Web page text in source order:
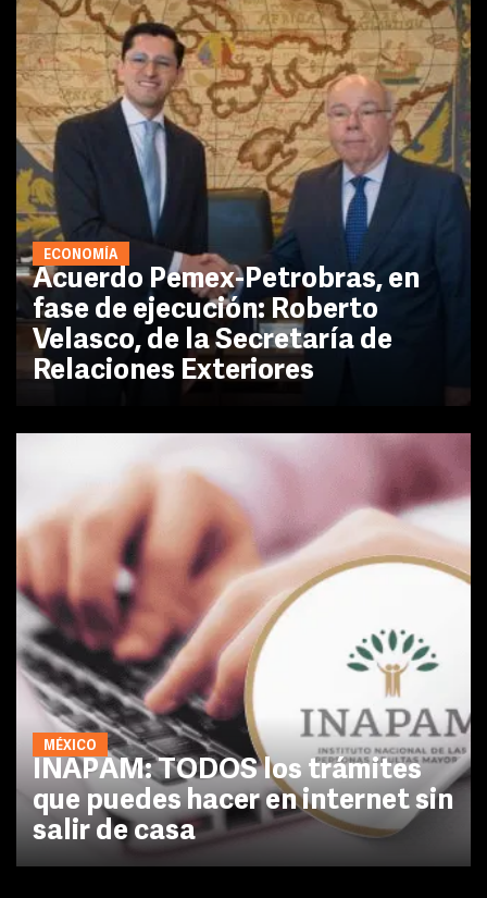
ECONOMÍA
Acuerdo Pemex-Petrobras, en
fase de ejecución: Roberto
Velasco, de la Secretaría de
Relaciones Exteriores
MÉXICO
INAPAM: TODOS los trámites
que puedes hacer en internet sin
salir de casa